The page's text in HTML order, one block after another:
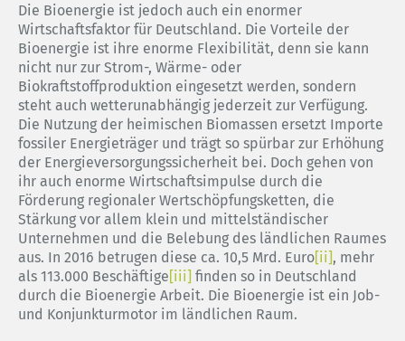
Die Bioenergie ist jedoch auch ein enormer
Wirtschaftsfaktor für Deutschland. Die Vorteile der
Bioenergie ist ihre enorme Flexibilität, denn sie kann
nicht nur zur Strom-, Wärme- oder
Biokraftstoffproduktion eingesetzt werden, sondern
steht auch wetterunabhängig jederzeit zur Verfügung.
Die Nutzung der heimischen Biomassen ersetzt Importe
fossiler Energieträger und trägt so spürbar zur Erhöhung
der Energieversorgungssicherheit bei. Doch gehen von
ihr auch enorme Wirtschaftsimpulse durch die
Förderung regionaler Wertschöpfungsketten, die
Stärkung vor allem klein und mittelständischer
Unternehmen und die Belebung des ländlichen Raumes
aus. In 2016 betrugen diese ca. 10,5 Mrd. Euro[ii], mehr
als 113.000 Beschäftige[iii] finden so in Deutschland
durch die Bioenergie Arbeit. Die Bioenergie ist ein Job-
und Konjunkturmotor im ländlichen Raum.